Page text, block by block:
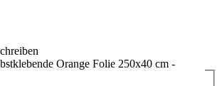
Orange Folie 250x40 cm -